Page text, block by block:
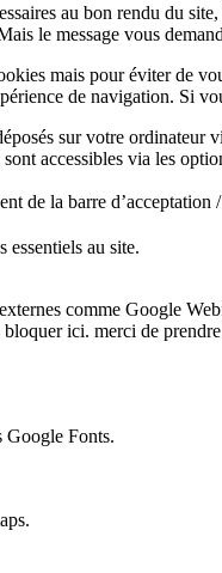
au bon rendu du
le message vous
mais pour éviter de
de navigation. Si
sur votre
accessibles via les
de la barre
essentiels au site.
comme Google
ici. merci de
Google Fonts.